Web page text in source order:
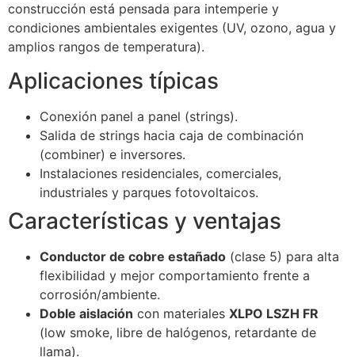
construcción está pensada para intemperie y
condiciones ambientales exigentes (UV, ozono, agua y
amplios rangos de temperatura).
Aplicaciones típicas
Conexión panel a panel (strings).
Salida de strings hacia caja de combinación
(combiner) e inversores.
Instalaciones residenciales, comerciales,
industriales y parques fotovoltaicos.
Características y ventajas
Conductor de cobre estañado (clase 5) para alta
flexibilidad y mejor comportamiento frente a
corrosión/ambiente.
Doble aislación con materiales XLPO LSZH FR
(low smoke, libre de halógenos, retardante de
llama).